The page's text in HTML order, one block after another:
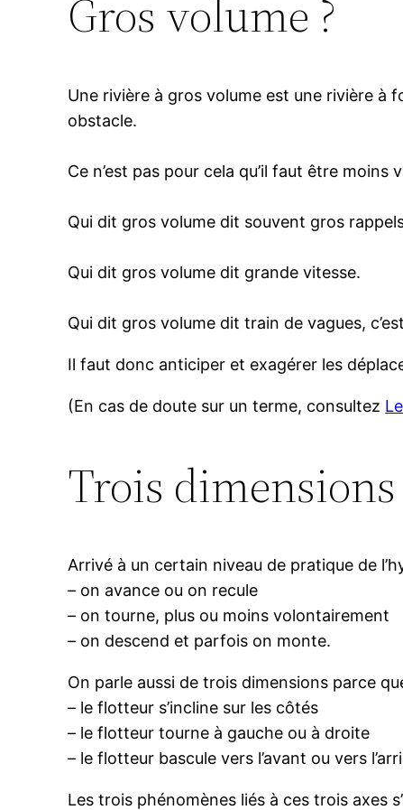
Gros volume ?
Une rivière à gros volume est une rivière à
obstacle.
Ce n’est pas pour cela qu’il faut être moins
Qui dit gros volume dit souvent gros
Qui dit gros volume dit grande vitesse.
Qui dit gros volume dit train de vagues,
Il faut donc anticiper et exagérer les
(En cas de doute sur un terme, consultez
Trois dimensions
Arrivé à un certain niveau de pratique de
– on avance ou on recule
– on tourne, plus ou moins volontairement
– on descend et parfois on monte.
On parle aussi de trois dimensions parce
– le flotteur s’incline sur les côtés
– le flotteur tourne à gauche ou à droite
– le flotteur bascule vers l’avant ou vers
Les trois phénomènes liés à ces trois axes